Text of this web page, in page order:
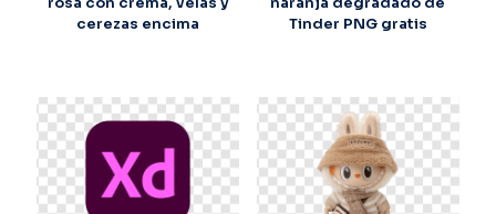
cerezas encima
Tinder PNG gratis